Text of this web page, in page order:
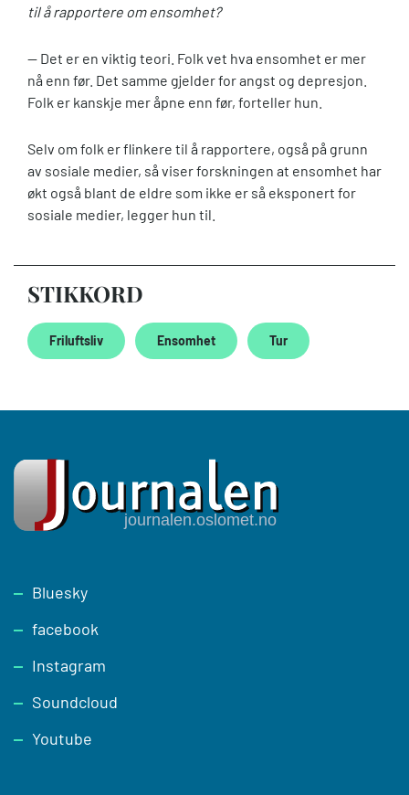
til å rapportere om ensomhet?
— Det er en viktig teori. Folk vet hva ensomhet er mer
nå enn før. Det samme gjelder for angst og depresjon.
Folk er kanskje mer åpne enn før, forteller hun.
Selv om folk er flinkere til å rapportere, også på grunn
av sosiale medier, så viser forskningen at ensomhet har
økt også blant de eldre som ikke er så eksponert for
sosiale medier, legger hun til.
STIKKORD
Friluftsliv Ensomhet Tur
Footer
Bluesky
facebook
Instagram
Soundcloud
Youtube